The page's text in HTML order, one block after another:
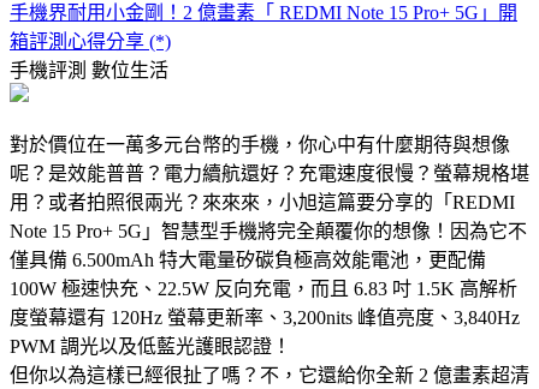
手機界耐用小金剛！2 億畫素「 REDMI Note 15 Pro+ 5G」開
箱評測心得分享 (*)
手機評測 數位生活
對於價位在一萬多元台幣的手機，你心中有什麼期待與想像
呢？是效能普普？電力續航還好？充電速度很慢？螢幕規格堪
用？或者拍照很兩光？來來來，小旭這篇要分享的「REDMI
Note 15 Pro+ 5G」智慧型手機將完全顛覆你的想像！因為它不
僅具備 6.500mAh 特大電量矽碳負極高效能電池，更配備
100W 極速快充、22.5W 反向充電，而且 6.83 吋 1.5K 高解析
度螢幕還有 120Hz 螢幕更新率、3,200nits 峰值亮度、3,840Hz
PWM 調光以及低藍光護眼認證！
但你以為這樣已經很扯了嗎？不，它還給你全新 2 億畫素超清